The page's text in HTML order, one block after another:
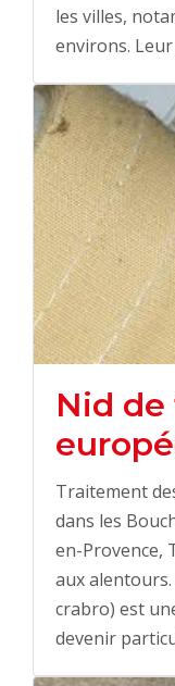
les villes,
environs.
Nid
Traitement
dans les
en-Provence,
aux
crabro) est
devenir